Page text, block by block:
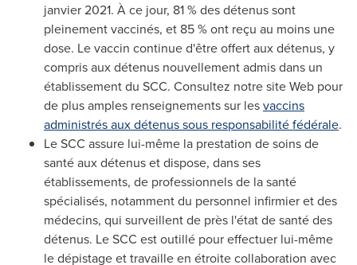
janvier 2021. À ce jour, 81 % des détenus sont
pleinement vaccinés, et 85 % ont reçu au moins une
dose. Le vaccin continue d'être offert aux détenus, y
compris aux détenus nouvellement admis dans un
établissement du SCC. Consultez notre site Web pour
de plus amples renseignements sur lesvaccins
administrés aux détenus sous responsabilité fédérale.
Le SCC assure lui-même la prestation de soins de
santé aux détenus et dispose, dans ses
établissements, de professionnels de la santé
spécialisés, notamment du personnel infirmier et des
médecins, qui surveillent de près l'état de santé des
détenus. Le SCC est outillé pour effectuer lui-même
le dépistage et travaille en étroite collaboration avec